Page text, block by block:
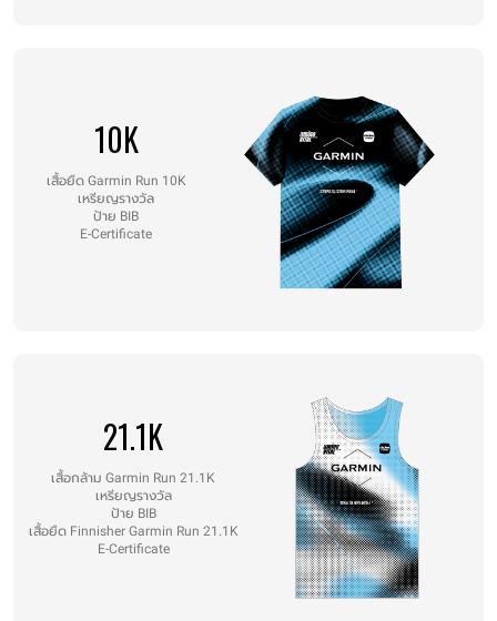
10K
เสื้อยืด Garmin Run 10K
เหรียญรางวัล
ป้าย BIB
E-Certificate
21.1K
เสื้อกล้าม Garmin Run 21.1K
เหรียญรางวัล
ป้าย BIB
เสื้อยืด Finnisher Garmin Run 21.1K
E-Certificate